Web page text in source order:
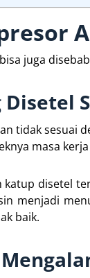
juga
tidak sesuai
masa
katup disetel
menjadi
baik.